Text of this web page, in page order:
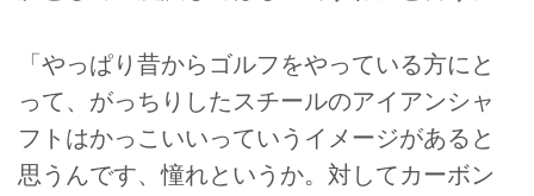
「やっぱり昔からゴルフをやっている方にと
って、がっちりしたスチールのアイアンシャ
フトはかっこいいっていうイメージがあると
思うんです、憧れというか。対してカーボン